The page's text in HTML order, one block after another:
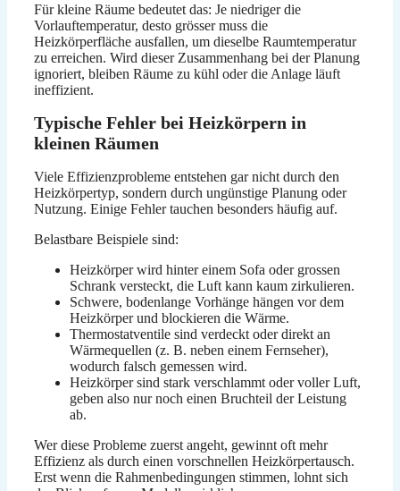
Für kleine Räume bedeutet das: Je niedriger die
Vorlauftemperatur, desto grösser muss die
Heizkörperfläche ausfallen, um dieselbe Raumtemperatur
zu erreichen. Wird dieser Zusammenhang bei der Planung
ignoriert, bleiben Räume zu kühl oder die Anlage läuft
ineffizient.
Typische Fehler bei Heizkörpern in
kleinen Räumen
Viele Effizienzprobleme entstehen gar nicht durch den
Heizkörpertyp, sondern durch ungünstige Planung oder
Nutzung. Einige Fehler tauchen besonders häufig auf.
Belastbare Beispiele sind:
Heizkörper wird hinter einem Sofa oder grossen
Schrank versteckt, die Luft kann kaum zirkulieren.
Schwere, bodenlange Vorhänge hängen vor dem
Heizkörper und blockieren die Wärme.
Thermostatventile sind verdeckt oder direkt an
Wärmequellen (z. B. neben einem Fernseher),
wodurch falsch gemessen wird.
Heizkörper sind stark verschlammt oder voller Luft,
geben also nur noch einen Bruchteil der Leistung
ab.
Wer diese Probleme zuerst angeht, gewinnt oft mehr
Effizienz als durch einen vorschnellen Heizkörpertausch.
Erst wenn die Rahmenbedingungen stimmen, lohnt sich